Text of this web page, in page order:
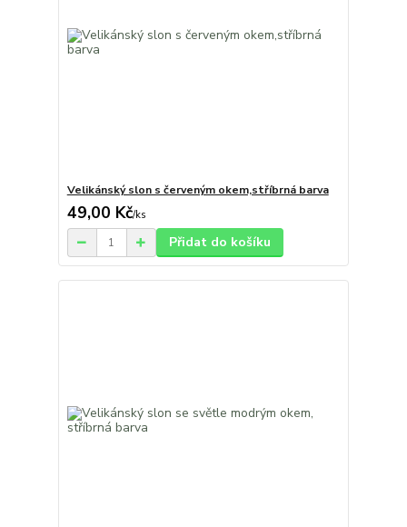
Velikánský slon s červeným okem,stříbrná barva
49,00 Kč/ks
Přidat do košíku